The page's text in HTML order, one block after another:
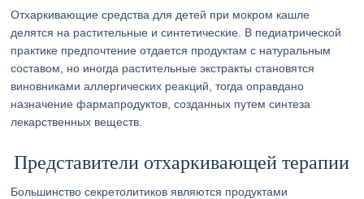
Отхаркивающие средства для детей при мокром кашле
делятся на растительные и синтетические. В педиатрической
практике предпочтение отдается продуктам с натуральным
составом, но иногда растительные экстракты становятся
виновниками аллергических реакций, тогда оправдано
назначение фармапродуктов, созданных путем синтеза
лекарственных веществ.
Представители отхаркивающей терапии
Большинство секретолитиков являются продуктами